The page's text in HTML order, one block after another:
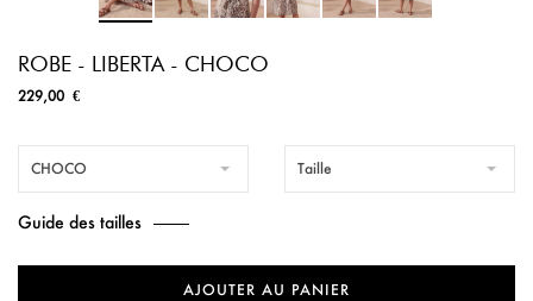
ROBE - LIBERTA - CHOCO
229,00 €
CHOCO Taille
Guide des tailles
AJOUTER AU PANIER